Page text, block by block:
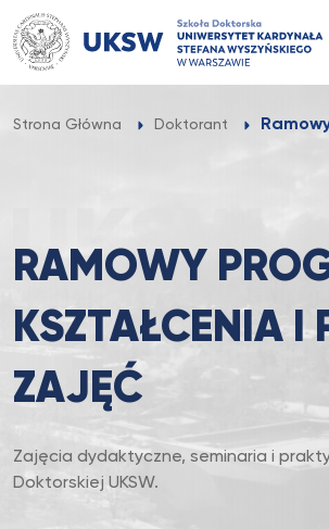
Przejdź
do
treści
Strona Główna Doktorant
RAMOWY
KSZTAŁCENIA I
ZAJĘĆ
Zajęcia dydaktyczne, seminaria i
Doktorskiej UKSW.